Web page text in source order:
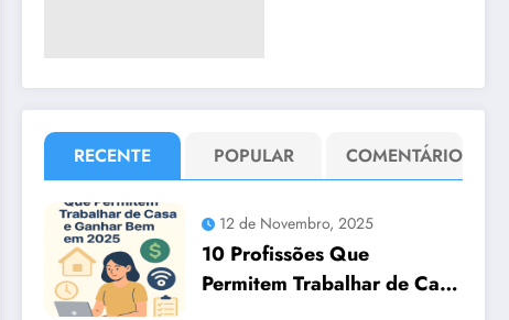
RECENTE POPULAR COMENTÁRIO
12 de Novembro, 2025
10 Profissões Que
Permitem Trabalhar de Casa